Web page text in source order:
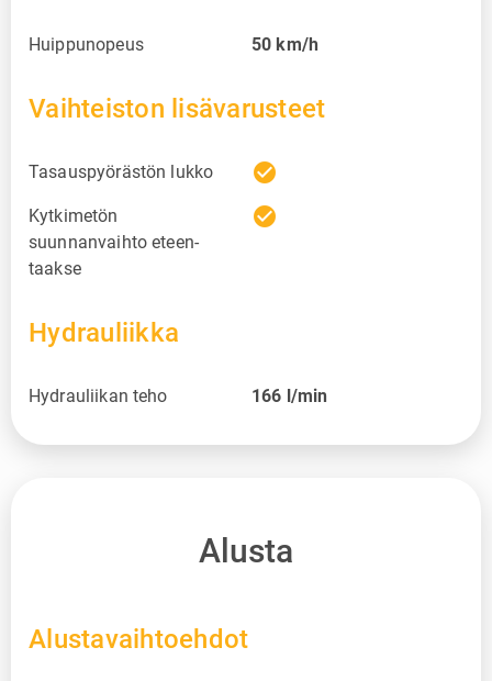
Huippunopeus 50 km/h
Vaihteiston lisävarusteet
Tasauspyörästön lukko check_circle
Kytkimetön
suunnanvaihto eteen-
taakse
check_circle
Hydrauliikka
Hydrauliikan teho 166 l/min
Alusta
Alustavaihtoehdot